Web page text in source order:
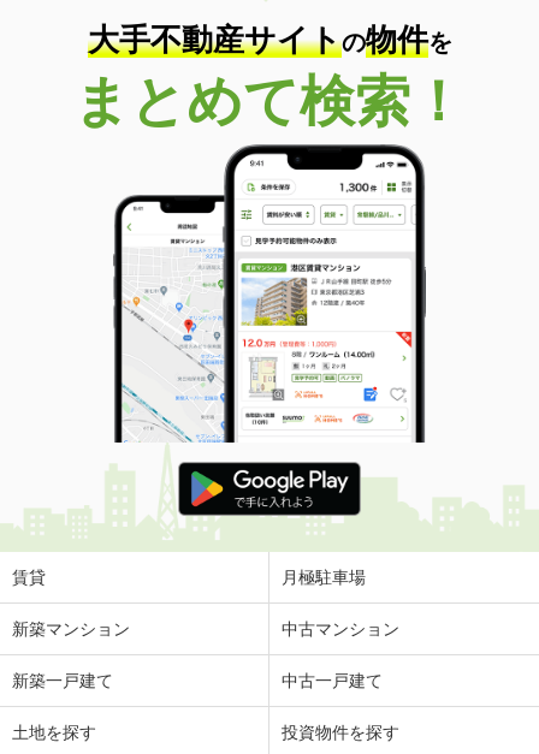
大手不動産サイトの物件を
まとめて検索！
賃貸 月極駐車場
新築マンション 中古マンション
新築一戸建て 中古一戸建て
土地を探す 投資物件を探す